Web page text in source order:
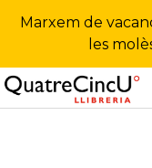
Marxem de
les